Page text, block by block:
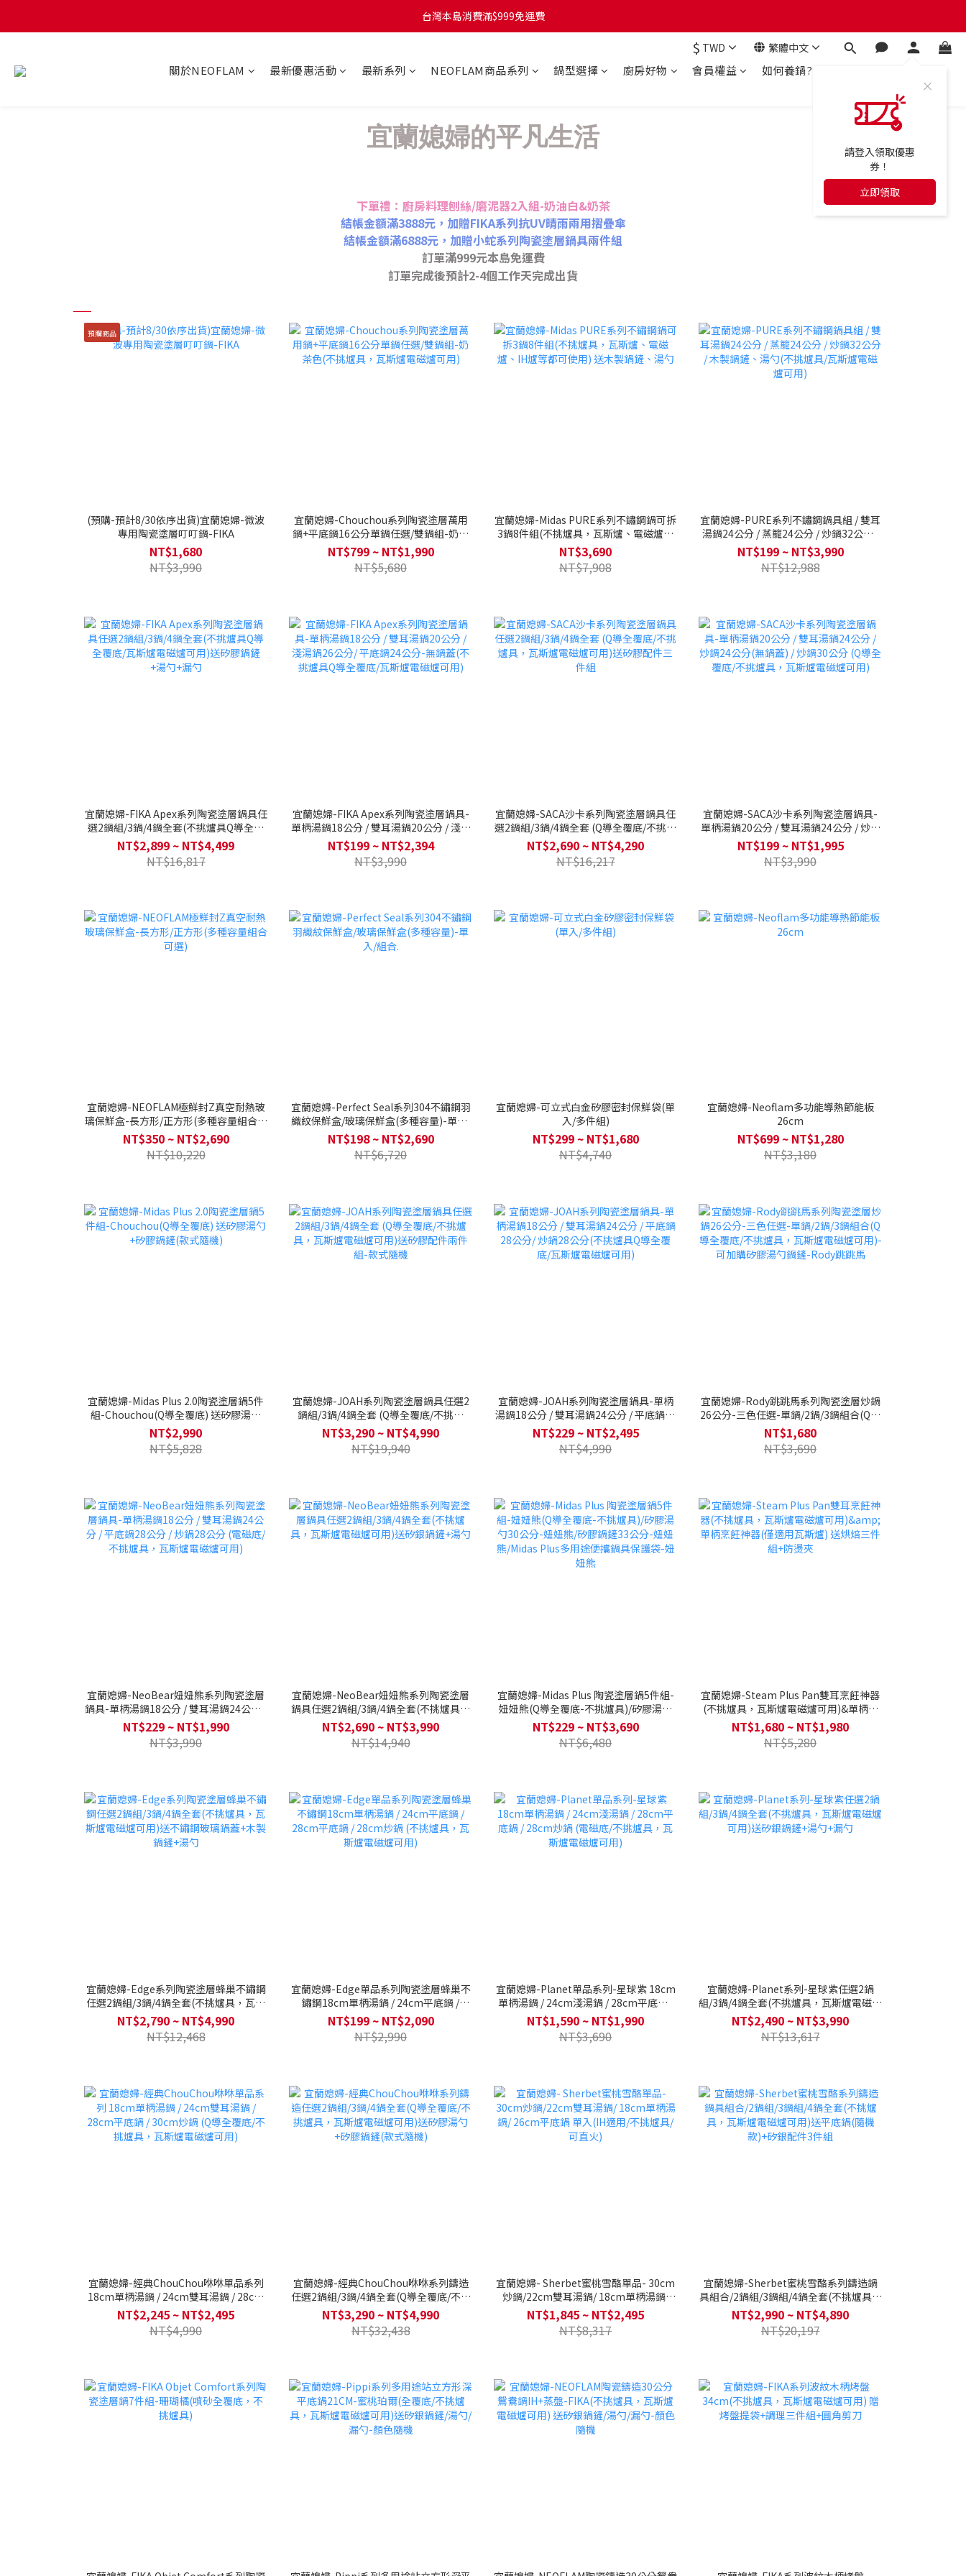
台灣本島訂單將於付款完成後的下個工作天起，2~4個工作天完成出貨
台灣本島消費滿$999免運費
$ TWD 繁體中文
請登入領取優惠
券！
立即領取
關於NEOFLAM 最新優惠活動 最新系列 NEOFLAM商品系列 鍋型選擇 廚房好物 會員權益 如何養鍋?
宜蘭媳婦的平凡生活
下單禮：廚房料理刨絲/磨泥器2入組-奶油白&奶茶
結帳金額滿3888元，加贈FIKA系列抗UV晴雨兩用摺疊傘
結帳金額滿6888元，加贈小蛇系列陶瓷塗層鍋具兩件組
訂單滿999元本島免運費
訂單完成後預計2-4個工作天完成出貨
預購商品
(預購-預計8/30依序出貨)宜蘭媳婦-微波
專用陶瓷塗層叮叮鍋-FIKA
NT$1,680
NT$3,990
宜蘭媳婦-Chouchou系列陶瓷塗層萬用
鍋+平底鍋16公分單鍋任選/雙鍋組-奶茶
色(不挑爐具，瓦斯爐電磁爐可用)
NT$799 ~ NT$1,990
NT$5,680
宜蘭媳婦-Midas PURE系列不鏽鋼鍋可拆
3鍋8件組(不挑爐具，瓦斯爐、電磁爐、
IH爐等都可使用) 送木製鍋鏟、湯勺
NT$3,690
NT$7,908
宜蘭媳婦-PURE系列不鏽鋼鍋具組 / 雙耳
湯鍋24公分 / 蒸籠24公分 / 炒鍋32公分 /
木製鍋鏟、湯勺(不挑爐具/瓦斯爐電磁爐
可用)
NT$199 ~ NT$3,990
NT$12,988
宜蘭媳婦-FIKA Apex系列陶瓷塗層鍋具任
選2鍋組/3鍋/4鍋全套(不挑爐具Q導全覆
底/瓦斯爐電磁爐可用)送矽膠鍋鏟+湯勺
+漏勺
NT$2,899 ~ NT$4,499
NT$16,817
宜蘭媳婦-FIKA Apex系列陶瓷塗層鍋具-
單柄湯鍋18公分 / 雙耳湯鍋20公分 / 淺湯
鍋26公分/ 平底鍋24公分-無鍋蓋(不挑爐
具Q導全覆底/瓦斯爐電磁爐可用)
NT$199 ~ NT$2,394
NT$3,990
宜蘭媳婦-SACA沙卡系列陶瓷塗層鍋具任
選2鍋組/3鍋/4鍋全套 (Q導全覆底/不挑爐
具，瓦斯爐電磁爐可用)送矽膠配件三件
組
NT$2,690 ~ NT$4,290
NT$16,217
宜蘭媳婦-SACA沙卡系列陶瓷塗層鍋具-
單柄湯鍋20公分 / 雙耳湯鍋24公分 / 炒鍋
24公分(無鍋蓋) / 炒鍋30公分 (Q導全覆
底/不挑爐具，瓦斯爐電磁爐可用)
NT$199 ~ NT$1,995
NT$3,990
宜蘭媳婦-NEOFLAM極鮮封Z真空耐熱玻
璃保鮮盒-長方形/正方形(多種容量組合可
選)
NT$350 ~ NT$2,690
NT$10,220
宜蘭媳婦-Perfect Seal系列304不鏽鋼羽
織紋保鮮盒/玻璃保鮮盒(多種容量)-單入/
組合.
NT$198 ~ NT$2,690
NT$6,720
宜蘭媳婦-可立式白金矽膠密封保鮮袋(單
入/多件組)
NT$299 ~ NT$1,680
NT$4,740
宜蘭媳婦-Neoflam多功能導熱節能板
26cm
NT$699 ~ NT$1,280
NT$3,180
宜蘭媳婦-Midas Plus 2.0陶瓷塗層鍋5件
組-Chouchou(Q導全覆底) 送矽膠湯勺
+矽膠鍋鏟(款式隨機)
NT$2,990
NT$5,828
宜蘭媳婦-JOAH系列陶瓷塗層鍋具任選2
鍋組/3鍋/4鍋全套 (Q導全覆底/不挑爐
具，瓦斯爐電磁爐可用)送矽膠配件兩件
組-款式隨機
NT$3,290 ~ NT$4,990
NT$19,940
宜蘭媳婦-JOAH系列陶瓷塗層鍋具-單柄
湯鍋18公分 / 雙耳湯鍋24公分 / 平底鍋28
公分/ 炒鍋28公分(不挑爐具Q導全覆底/瓦
斯爐電磁爐可用)
NT$229 ~ NT$2,495
NT$4,990
宜蘭媳婦-Rody跳跳馬系列陶瓷塗層炒鍋
26公分-三色任選-單鍋/2鍋/3鍋組合(Q導
全覆底/不挑爐具，瓦斯爐電磁爐可用)-可
加購矽膠湯勺鍋鏟-Rody跳跳馬
NT$1,680
NT$3,690
宜蘭媳婦-NeoBear妞妞熊系列陶瓷塗層
鍋具-單柄湯鍋18公分 / 雙耳湯鍋24公分 /
平底鍋28公分 / 炒鍋28公分 (電磁底/不挑
爐具，瓦斯爐電磁爐可用)
NT$229 ~ NT$1,990
NT$3,990
宜蘭媳婦-NeoBear妞妞熊系列陶瓷塗層
鍋具任選2鍋組/3鍋/4鍋全套(不挑爐具，
瓦斯爐電磁爐可用)送矽銀鍋鏟+湯勺
NT$2,690 ~ NT$3,990
NT$14,940
宜蘭媳婦-Midas Plus 陶瓷塗層鍋5件組-
妞妞熊(Q導全覆底-不挑爐具)/矽膠湯勺
30公分-妞妞熊/矽膠鍋鏟33公分-妞妞
熊/Midas Plus多用途便攜鍋具保護袋-妞
妞熊
NT$229 ~ NT$3,690
NT$6,480
宜蘭媳婦-Steam Plus Pan雙耳烹飪神器
(不挑爐具，瓦斯爐電磁爐可用)&單柄烹
飪神器(僅適用瓦斯爐) 送烘焙三件組+防
燙夾
NT$1,680 ~ NT$1,980
NT$5,280
宜蘭媳婦-Edge系列陶瓷塗層蜂巢不鏽鋼
任選2鍋組/3鍋/4鍋全套(不挑爐具，瓦斯
爐電磁爐可用)送不鏽鋼玻璃鍋蓋+木製鍋
鏟+湯勺
NT$2,790 ~ NT$4,990
NT$12,468
宜蘭媳婦-Edge單品系列陶瓷塗層蜂巢不
鏽鋼18cm單柄湯鍋 / 24cm平底鍋 /
28cm平底鍋 / 28cm炒鍋 (不挑爐具，瓦
斯爐電磁爐可用)
NT$199 ~ NT$2,090
NT$2,990
宜蘭媳婦-Planet單品系列-星球紫 18cm
單柄湯鍋 / 24cm淺湯鍋 / 28cm平底鍋 /
28cm炒鍋 (電磁底/不挑爐具，瓦斯爐電
磁爐可用)
NT$1,590 ~ NT$1,990
NT$3,690
宜蘭媳婦-Planet系列-星球紫任選2鍋
組/3鍋/4鍋全套(不挑爐具，瓦斯爐電磁爐
可用)送矽銀鍋鏟+湯勺+漏勺
NT$2,490 ~ NT$3,990
NT$13,617
宜蘭媳婦-經典ChouChou咻咻單品系列
18cm單柄湯鍋 / 24cm雙耳湯鍋 / 28cm
平底鍋 / 30cm炒鍋 (Q導全覆底/不挑爐
具，瓦斯爐電磁爐可用)
NT$2,245 ~ NT$2,495
NT$4,990
宜蘭媳婦-經典ChouChou咻咻系列鑄造
任選2鍋組/3鍋/4鍋全套(Q導全覆底/不挑
爐具，瓦斯爐電磁爐可用)送矽膠湯勺+矽
膠鍋鏟(款式隨機)
NT$3,290 ~ NT$4,990
NT$32,438
宜蘭媳婦- Sherbet蜜桃雪酪單品- 30cm
炒鍋/22cm雙耳湯鍋/ 18cm單柄湯鍋/
26cm平底鍋 單入(IH適用/不挑爐具/可直
火)
NT$1,845 ~ NT$2,495
NT$8,317
宜蘭媳婦-Sherbet蜜桃雪酪系列鑄造鍋
具組合/2鍋組/3鍋組/4鍋全套(不挑爐具，
瓦斯爐電磁爐可用)送平底鍋(隨機款)+矽
銀配件3件組
NT$2,990 ~ NT$4,890
NT$20,197